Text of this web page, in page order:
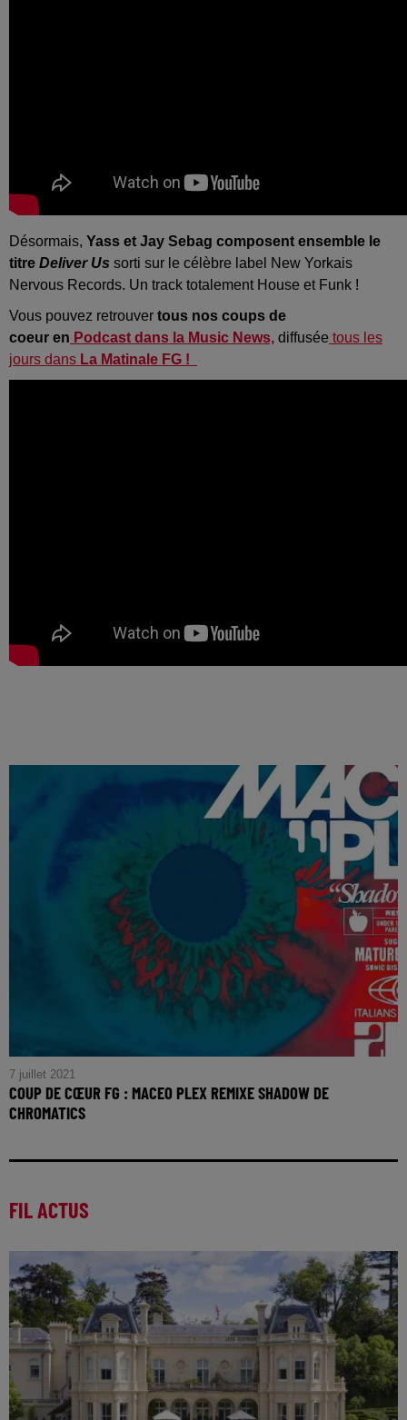
Désormais, Yass et Jay Sebag composent ensemble le
titre Deliver Us sorti sur le célèbre label New Yorkais
Nervous Records. Un track totalement House et Funk !
Vous pouvez retrouver tous nos coups de
coeur en Podcast dans la Music News, diffusée tous les
jours dans La Matinale FG !
7 juillet 2021
COUP DE CŒUR FG : MACEO PLEX REMIXE SHADOW DE
CHROMATICS
FIL ACTUS